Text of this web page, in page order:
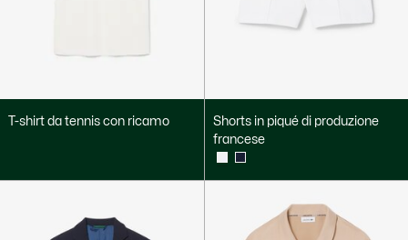
T-shirt da tennis con ricamo
Shorts in piqué di produzione
francese